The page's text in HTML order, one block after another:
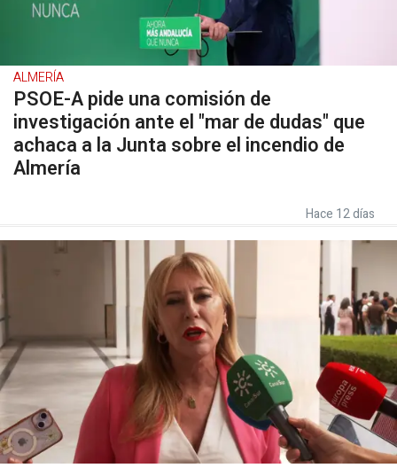
ALMERÍA
PSOE-A pide una comisión de
investigación ante el "mar de dudas" que
achaca a la Junta sobre el incendio de
Almería
Hace 12 días